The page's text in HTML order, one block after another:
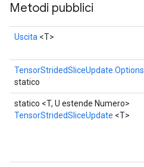
Metodi pubblici
Uscita <T>
TensorStridedSliceUpdate.Options
statico
statico <T, U estende Numero>
TensorStridedSliceUpdate <T>